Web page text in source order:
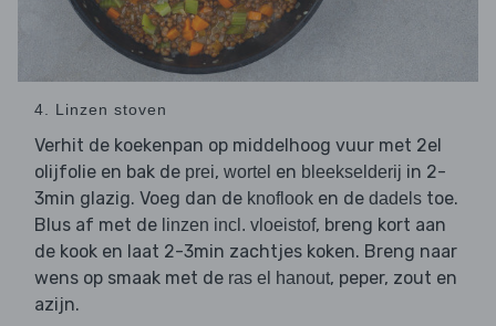
4. Linzen stoven
Verhit de koekenpan op middelhoog vuur met 2el
olijfolie en bak de prei, wortel en bleekselderij in 2-
3min glazig. Voeg dan de knoflook en de dadels toe.
Blus af met de linzen incl. vloeistof, breng kort aan
de kook en laat 2-3min zachtjes koken. Breng naar
wens op smaak met de ras el hanout, peper, zout en
azijn.